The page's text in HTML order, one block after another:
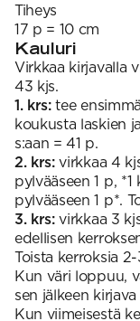
Tiheys
17 p = 10 cm
Kauluri
Virkkaa kirjavalla
43 kjs.
1. krs:tee
koukusta laskien
s:aan = 41 p.
2. krs:virkkaa 4
pylvääseen 1 p,
pylvääseen 1 p*.
3. krs:virkkaa 3
edellisen
Toista kerroksia 2-
Kun väri loppuu,
sen jälkeen
Kun viimeisestä